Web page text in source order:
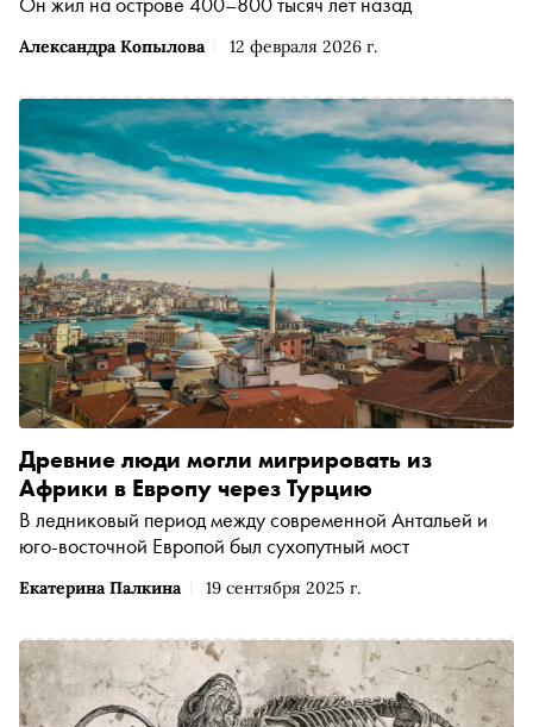
Александра Копылова 12 февраля 2026 г.
Екатерина Палкина 19 сентября 2025 г.
Древние люди могли мигрировать из
Африки в Европу через Турцию
В ледниковый период между современной Антальей и
юго-восточной Европой был сухопутный мост